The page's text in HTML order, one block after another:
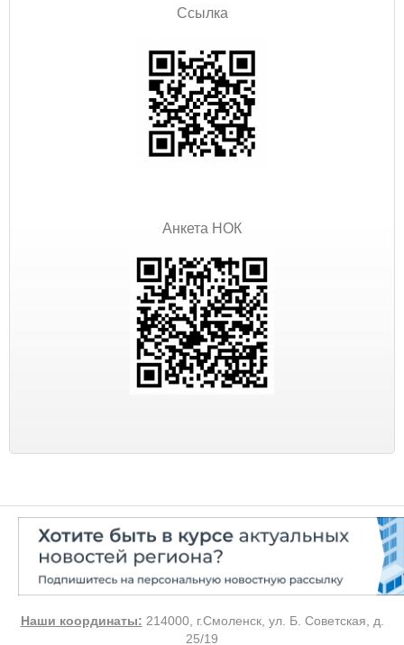
Ссылка
Анкета НОК
Наши координаты: 214000, г.Смоленск, ул. Б. Советская, д.
25/19